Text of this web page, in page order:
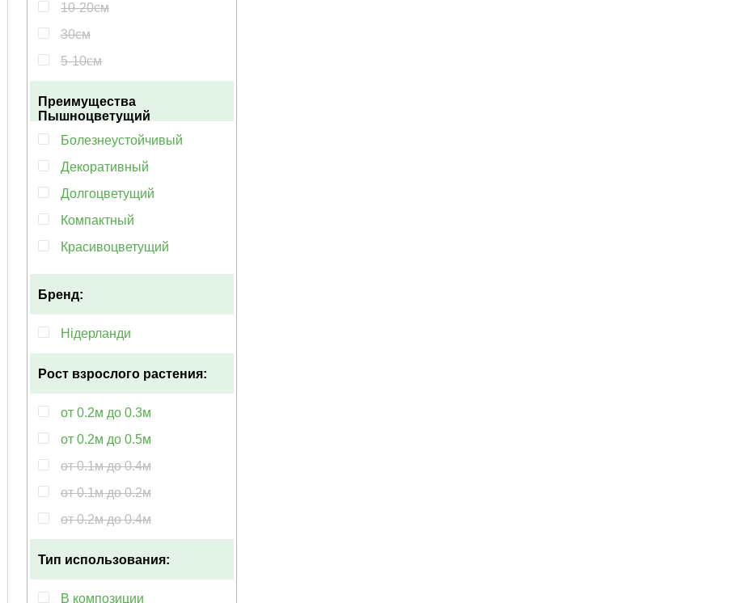
10-20см
30см
5-10см
Преимущества
Пышноцветущий
Болезнеустойчивый
Декоративный
Долгоцветущий
Компактный
Красивоцветущий
Многолетний
Неприхотливый
Обильноцветущий
Популярный
Пышноцветущий
Раннецветущий
Тенелюбивый
Бренд:
Нідерланди
Рост взрослого растения:
от 0.2м до 0.3м
от 0.2м до 0.5м
от 0.1м до 0.4м
от 0.1м до 0.2м
от 0.2м до 0.4м
Тип использования:
В композиции